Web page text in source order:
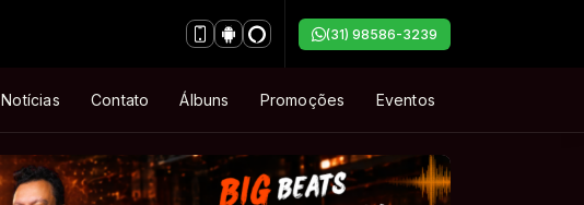
(31) 98586-3239
Notícias Contato Álbuns Promoções Eventos